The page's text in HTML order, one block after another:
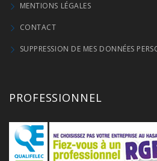
MENTIONS LÉGALES
CONTACT
SUPPRESSION DE MES DONNÉES
PROFESSIONNEL